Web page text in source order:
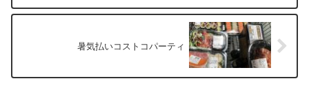
暑気払いコストコパーティ